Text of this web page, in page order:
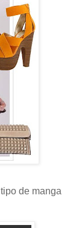
de manga